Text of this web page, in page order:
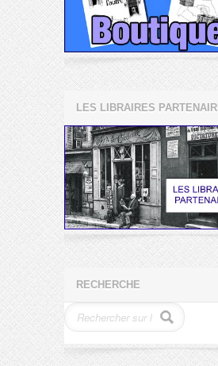
LES LIBRAIRES
RECHERCHE